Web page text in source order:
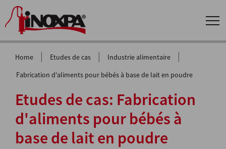
Home | Etudes de cas | Industrie alimentaire |
Fabrication d'aliments pour bébés à base de lait en poudre
Etudes de cas: Fabrication
d'aliments pour bébés à
base de lait en poudre